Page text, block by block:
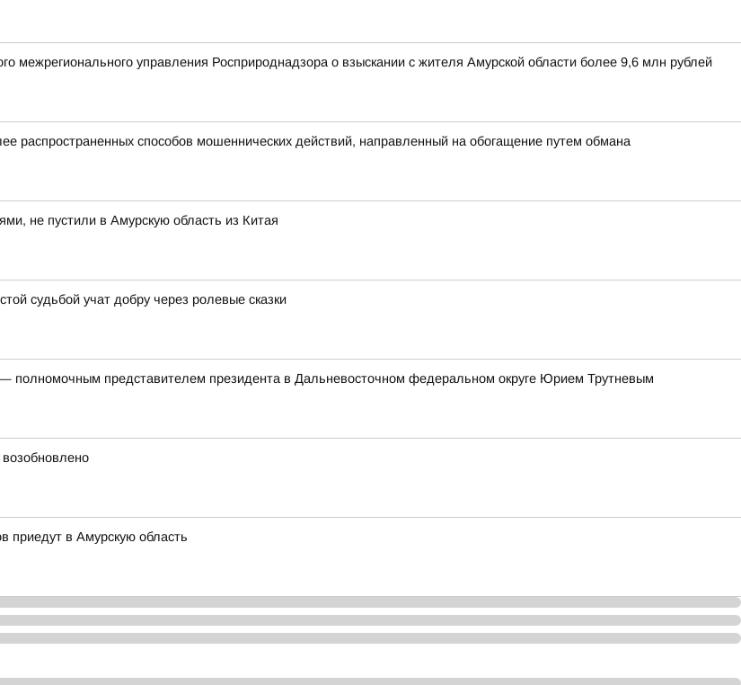
межрегионального управления Росприроднадзора о взыскании с жителя Амурской области более 9,6 млн рублей
распространенных способов мошеннических действий, направленный на обогащение путем обмана
не пустили в Амурскую область из Китая
судьбой учат добру через ролевые сказки
полномочным представителем президента в Дальневосточном федеральном округе Юрием Трутневым
приедут в Амурскую область